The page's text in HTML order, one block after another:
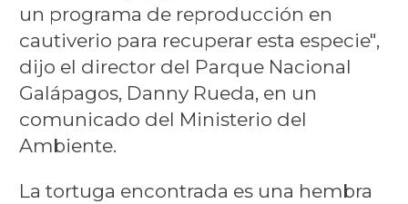
un programa de reproducción en
cautiverio para recuperar esta especie",
dijo el director del Parque Nacional
Galápagos, Danny Rueda, en un
comunicado del Ministerio del
Ambiente.
La tortuga encontrada es una hembra